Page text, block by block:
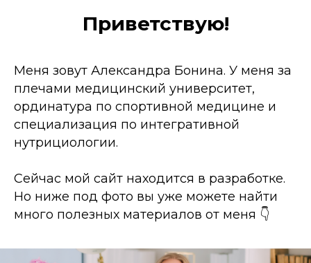
Приветствую!
Меня зовут Александра Бонина. У меня за
плечами медицинский университет,
ординатура по спортивной медицине и
специализация по интегративной
нутрициологии.
Сейчас мой сайт находится в разработке.
Но ниже под фото вы уже можете найти
много полезных материалов от меня 👇